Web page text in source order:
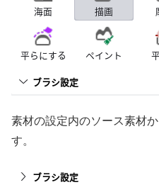
素材の設定内のソース素材
す。